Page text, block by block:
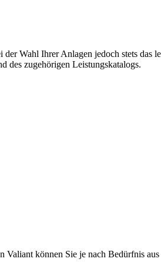
Wahl Ihrer Anlagen jedoch stets
des zugehörigen Leistungskatalogs.
können Sie je nach Bedürfnis